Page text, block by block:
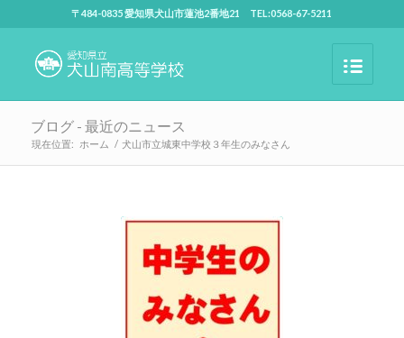
〒484-0835 愛知県犬山市蓮池2番地21 TEL:0568-67-5211
ブログ - 最近のニュース
現在位置: ホーム / 犬山市立城東中学校３年生のみなさん